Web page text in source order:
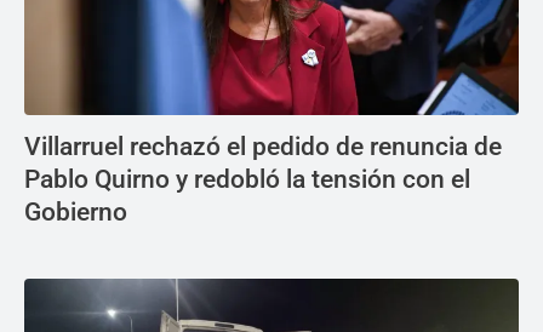
Villarruel rechazó el pedido de renuncia de
Pablo Quirno y redobló la tensión con el
Gobierno